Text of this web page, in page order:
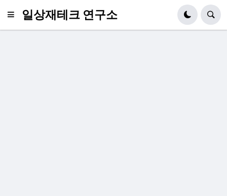
일상재테크 연구소